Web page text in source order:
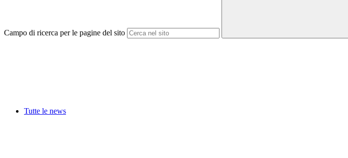
Campo di ricerca per le pagine del sito
Tutte le news